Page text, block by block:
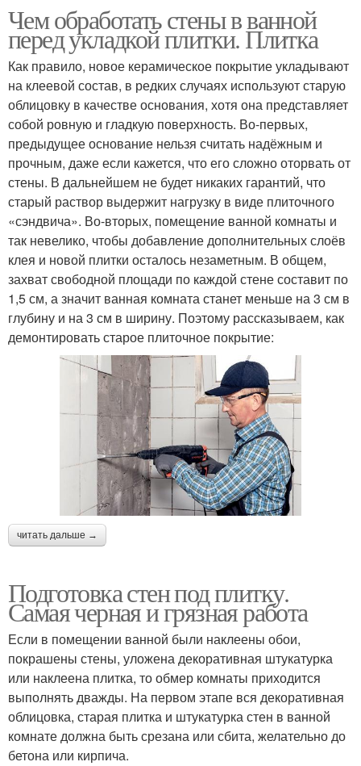
Чем обработать стены в ванной
перед укладкой плитки. Плитка
Как правило, новое керамическое покрытие укладывают
на клеевой состав, в редких случаях используют старую
облицовку в качестве основания, хотя она представляет
собой ровную и гладкую поверхность. Во-первых,
предыдущее основание нельзя считать надёжным и
прочным, даже если кажется, что его сложно оторвать от
стены. В дальнейшем не будет никаких гарантий, что
старый раствор выдержит нагрузку в виде плиточного
«сэндвича». Во-вторых, помещение ванной комнаты и
так невелико, чтобы добавление дополнительных слоёв
клея и новой плитки осталось незаметным. В общем,
захват свободной площади по каждой стене составит по
1,5 см, а значит ванная комната станет меньше на 3 см в
глубину и на 3 см в ширину. Поэтому рассказываем, как
демонтировать старое плиточное покрытие:
читать дальше →
Подготовка стен под плитку.
Самая черная и грязная работа
Если в помещении ванной были наклеены обои,
покрашены стены, уложена декоративная штукатурка
или наклеена плитка, то обмер комнаты приходится
выполнять дважды. На первом этапе вся декоративная
облицовка, старая плитка и штукатурка стен в ванной
комнате должна быть срезана или сбита, желательно до
бетона или кирпича.